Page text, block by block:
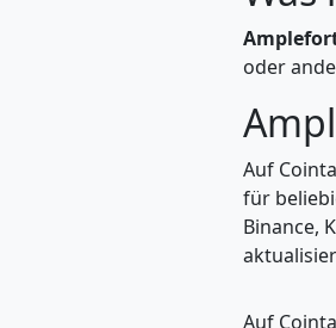
oder
Auf
für
Binance,
Auf